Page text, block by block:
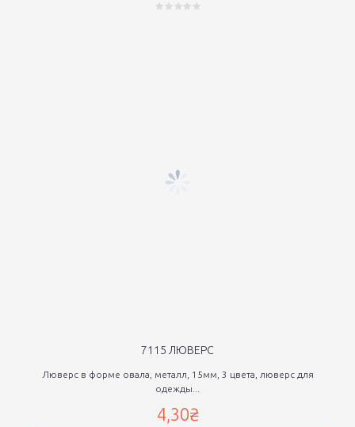
7115 ЛЮВЕРС
Люверс в форме овала, металл, 15мм, 3 цвета, люверс для
одежды...
4,30₴